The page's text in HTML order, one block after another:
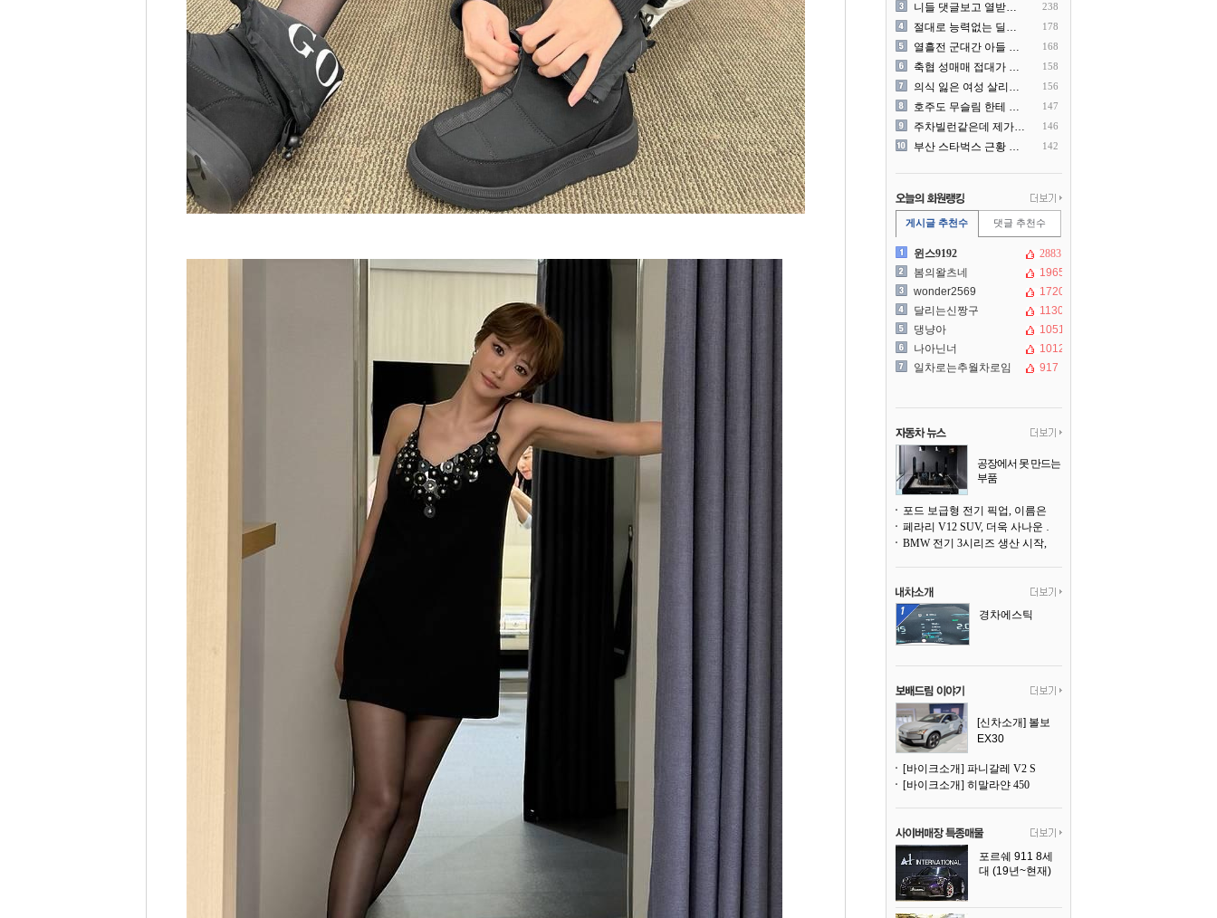
니들 댓글보고 열받아서 집구.. 238
절대로 능력없는 딜러를 쓰지.. 178
열흘전 군대간 아들 소포(가.. 168
축협 성매매 접대가 더 충격.. 158
의식 잃은 여성 살리려다 성.. 156
호주도 무슬림 한테 점령 당.. 147
주차빌런같은데 제가 잘못한건.. 146
부산 스타벅스 근황 ㅎㄷㄷ 142
게시글 추천수 댓글 추천수
윈스9192
2883
봄의왈츠네
1965
wonder2569
1720
달리는신짱구
1130
댕냥아
1051
나아닌너
1012
일차로는추월차로임
917
공장에서 못 만드는
부품
어낸다
페라리 V12 SUV, 더욱 사나운 얼굴로 돌아온다
경차에스틱
[신차소개] 볼보
EX30
[바이크소개] 파니갈레 V2 S
[바이크소개] 히말라얀 450
포르쉐 911 8세
대 (19년~현재)